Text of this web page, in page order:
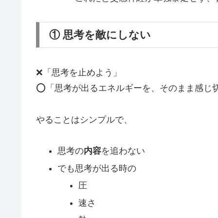
① 思考を敵にしない
❌「思考を止めよう」
⭕「思考が出るエネルギーを、そのまま感じ
やることはシンプルで、
思考の内容を追わない
でも思考が出る時の
圧
速さ